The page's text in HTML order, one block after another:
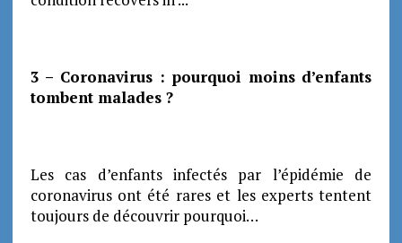
3 – Coronavirus : pourquoi moins d’enfants
tombent malades ?
Les cas d’enfants infectés par l’épidémie de
coronavirus ont été rares et les experts tentent
toujours de découvrir pourquoi…